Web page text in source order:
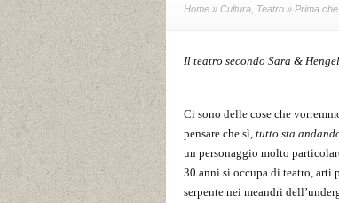
Home » Cultura Teatro » Prima
Il teatro secondo Sara & Hengel
Ci sono delle cose che
pensare che sì, tutto sta
un personaggio molto
30 anni si occupa di teatro, arti
serpente nei meandri